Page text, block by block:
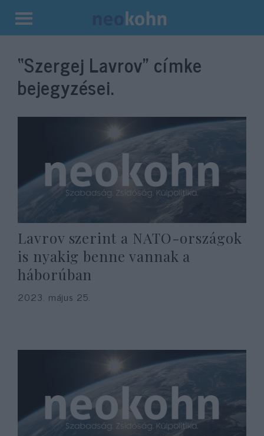
Kilépés
tartalomba
“Szergej Lavrov” címke
bejegyzései.
Lavrov szerint a NATO-országok
is nyakig benne vannak a
háborúban
2023. május 25.